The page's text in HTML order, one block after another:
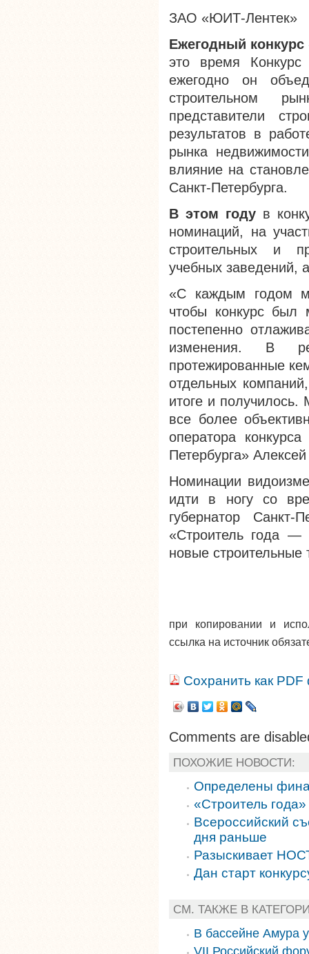
ЗАО «ЮИТ-Лентек»
Ежегодный конкурс
это время Конкурс
ежегодно он
строительном
представители
результатов в
рынка
влияние на
Санкт-Петербурга.
В этом году в
номинаций, на
строительных и
учебных заведений,
«С каждым годом
чтобы конкурс был
постепенно
изменения. В
протежированные
отдельных
итоге и получилось.
все более
оператора
Петербурга»
Номинации
идти в ногу со
губернатор Санкт-
«Строитель года —
новые строительные
при копировании и
ссылка на источник
Сохранить как
Comments are
ПОХОЖИЕ НОВОСТИ:
Определены
«Строитель
Всероссийский
дня раньше
Разыскивает
Дан старт
СМ. ТАКЖЕ В
В бассейне Амура
VII Российский